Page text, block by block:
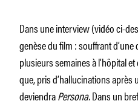
Dans une interview (vidéo ci-
genèse du film : souffrant
plusieurs semaines à l’hôpital
que, pris d’hallucinations
deviendraPersona.Dans un